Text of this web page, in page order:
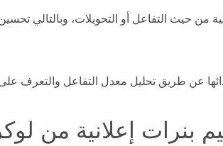
حيث التفاعل أو التحويلات، وبالتالي تحسين
عن طريق تحليل معدل التفاعل والتعرف على
إعلانية من لوكر